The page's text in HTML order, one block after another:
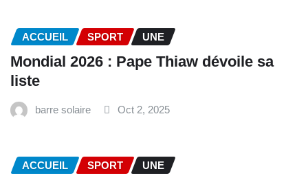
ACCUEIL SPORT UNE
Mondial 2026 : Pape Thiaw dévoile sa
liste
barre solaire Oct 2, 2025
ACCUEIL SPORT UNE